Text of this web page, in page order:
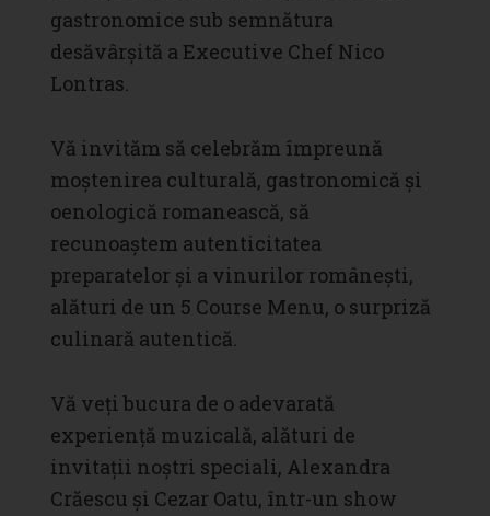
gastronomice sub semnătura
desăvârșită a Executive Chef Nico
Lontras.
Vă invităm să celebrăm împreună
moștenirea culturală, gastronomică și
oenologică romanească, să
recunoaștem autenticitatea
preparatelor și a vinurilor românești,
alături de un 5 Course Menu, o surpriză
culinară autentică.
Vă veți bucura de o adevarată
experiență muzicală, alături de
invitații noștri speciali, Alexandra
Crăescu și Cezar Oatu, într-un show